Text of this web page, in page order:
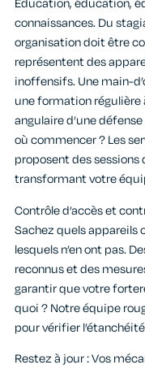
Éducation, éducation,
connaissances. Du
organisation doit être
représentent des
inoffensifs. Une main-
une formation régulière
angulaire d’une
où commencer ? Les
proposent des
transformant votre
Contrôle d’accès et
Sachez quels appareils
lesquels n’en ont pas.
reconnus et des
garantir que votre
quoi ? Notre équipe
pour vérifier
Restez à jour : Vos